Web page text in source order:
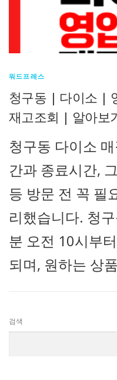
워드프레스
청구동 | 다이소 |
재고조회 | 알아보
청구동 다이소
간과 종료시간,
등 방문 전 꼭 필
리했습니다. 청
분 오전 10시부
되며, 원하는 상
검색